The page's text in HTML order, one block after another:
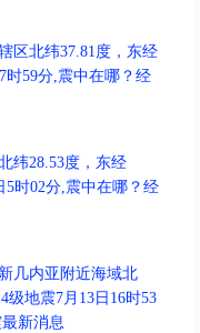
区北纬37.81度，东经
时59分,震中在哪？经
纬28.53度，东经
5时02分,震中在哪？经
几内亚附近海域北
级地震7月13日16时53
新消息